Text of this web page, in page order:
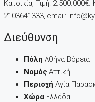
Κατοικία, Τιμή: 2.500.000€.
2103641333, email:
Διεύθυνση
Πόλη Αθήνα Βόρεια
Νομός Αττική
Περιοχή Αγία
Χώρα Ελλάδα